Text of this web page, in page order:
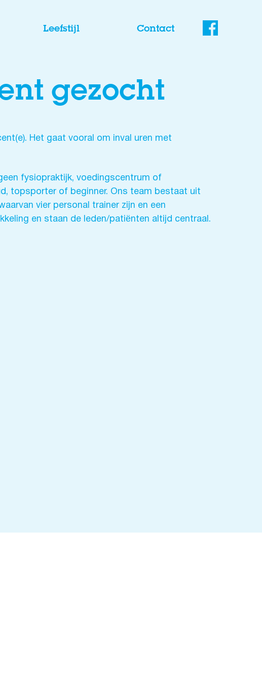
Leefstijl Contact
gezocht
Het gaat vooral om inval uren met
fysiopraktijk, voedingscentrum of
topsporter of beginner. Ons team bestaat uit
vier personal trainer zijn en een
en staan de leden/patiënten altijd centraal.